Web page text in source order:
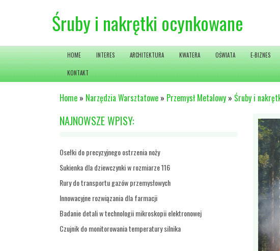
Śruby i nakrętki ocynkowane
HOME INTERES ARCHITEKTURA KWATERA OŚWIATA E-BIZNES
KONTAKT
Home » Narzędzia Warsztatowe » Przemysł Metalowy » Śruby i
NAJNOWSZE WPISY:
Osełki do precyzyjnego ostrzenia noży
Sukienka dla dziewczynki w rozmiarze 116
Rury do transportu gazów przemysłowych
Innowacyjne rozwiązania dla farmacji
Badanie detali w technologii mikroskopii elektronowej
Czujnik do monitorowania temperatury silnika